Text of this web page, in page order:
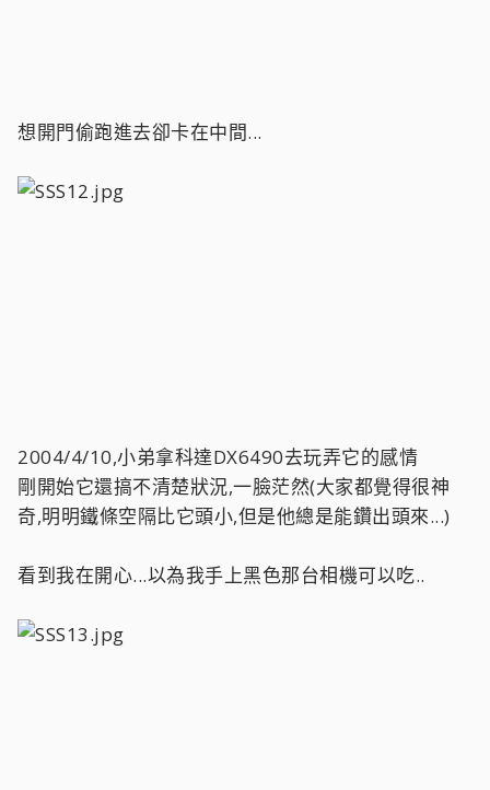
想開門偷跑進去卻卡在中間...
2004/4/10,小弟拿科達DX6490去玩弄它的感情
剛開始它還搞不清楚狀況,一臉茫然(大家都覺得很神
奇,明明鐵條空隔比它頭小,但是他總是能鑽出頭來...)
看到我在開心...以為我手上黑色那台相機可以吃..